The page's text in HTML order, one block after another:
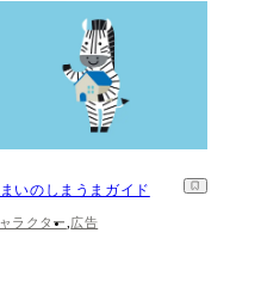
いのしまうまガイド
ラクター 広告